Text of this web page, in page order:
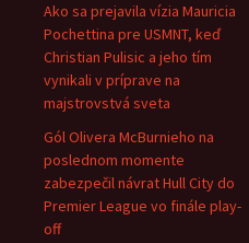
Ako sa prejavila vízia Mauricia
Pochettina pre USMNT, keď
Christian Pulisic a jeho tím
vynikali v príprave na
majstrovstvá sveta
Gól Olivera McBurnieho na
poslednom momente
zabezpečil návrat Hull City do
Premier League vo finále play-
off